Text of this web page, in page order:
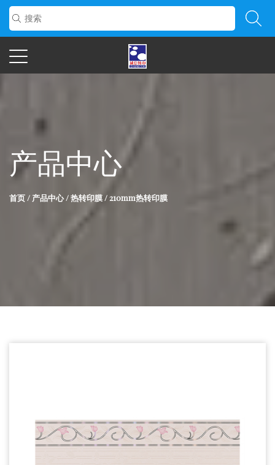
产品中心
首页 / 产品中心/热转印膜 /210mm热转印膜